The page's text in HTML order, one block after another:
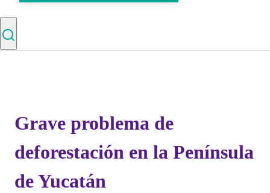
Grave problema de
deforestación en la Península
de Yucatán